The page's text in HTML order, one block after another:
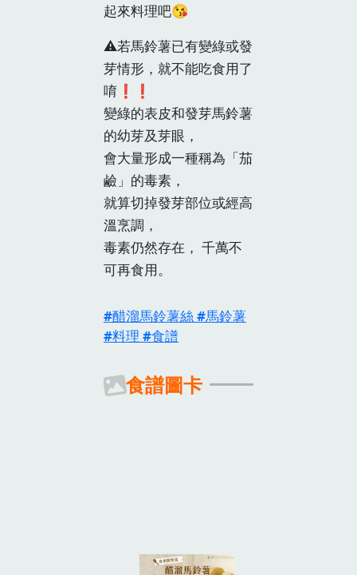
起來料理吧😘
⚠️若馬鈴薯已有變綠或發
芽情形，就不能吃食用了
唷❗❗
變綠的表皮和發芽馬鈴薯
的幼芽及芽眼，
會大量形成一種稱為「茄
鹼」的毒素，
就算切掉發芽部位或經高
溫烹調，
毒素仍然存在， 千萬不
可再食用。
醋溜馬鈴薯絲
馬鈴薯
料理
食譜
食譜圖卡